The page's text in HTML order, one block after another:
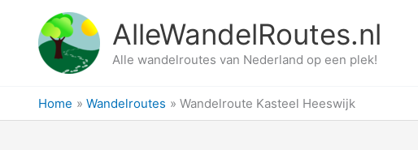
AlleWandelRoutes.nl
Alle wandelroutes van Nederland op een plek!
Home Wandelroutes Wandelroute Kasteel Heeswijk